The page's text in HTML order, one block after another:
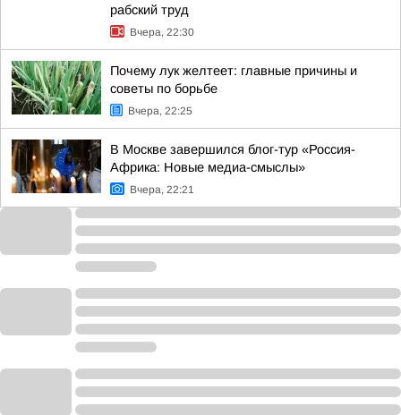
рабский труд
Вчера, 22:30
Почему лук желтеет: главные причины и
советы по борьбе
Вчера, 22:25
В Москве завершился блог-тур «Россия-
Африка: Новые медиа-смыслы»
Вчера, 22:21